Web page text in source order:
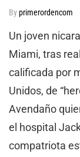
Byprimerordencom
Un joven
Miami, tras
calificada por
Unidos, de
Avendaño
el hospital
compatriota